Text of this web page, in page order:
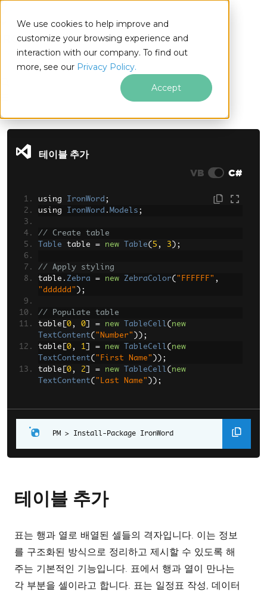
We use cookies to help improve and
customize your browsing experience and
interaction with our company. To find out
more, see our Privacy Policy.
Accept
.NET
테이블 추가
VB
C#
using IronWord ;
using IronWord . Models ;
// Create table
Table table = new Table( 5 , 3 );
// Apply styling
table . Zebra = new ZebraColor( "FFFFFF" ,
"dddddd" );
// Populate table
table
0, 0 = new TableCell( new
TextContent( "Number" ));
table
0, 1 = new TableCell( new
TextContent( "First Name" ));
table
0, 2 = new TableCell( new
TextContent( "Last Name" ));
    table
[i, 1 ].AddChild(new
TextContent($"---"));
    table
[i, 2].AddChild(new
// Create new Word document from the table
// Export Word document
Install-Package IronWord
테이블 추가
표는 행과 열로 배열된 셀들의 격자입니다. 이는 정보
를 구조화된 방식으로 정리하고 제시할 수 있도록 해
주는 기본적인 기능입니다. 표에서 행과 열이 만나는
각 부분을 셀이라고 합니다. 표는 일정표 작성, 데이터